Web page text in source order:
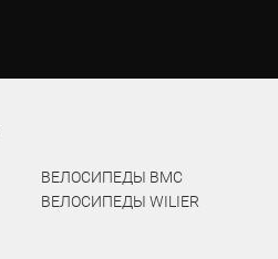
ВЕЛОСИПЕДЫ BMC
ВЕЛОСИПЕДЫ WILIER